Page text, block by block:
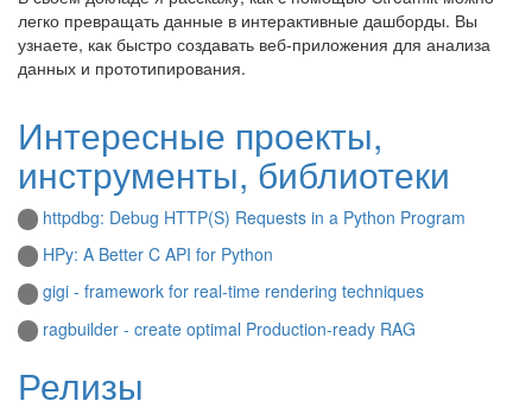
легко превращать данные в интерактивные дашборды. Вы
узнаете, как быстро создавать веб-приложения для анализа
данных и прототипирования.
Интересные проекты,
инструменты, библиотеки
httpdbg: Debug HTTP(S) Requests in a Python Program
HPy: A Better C API for Python
gigi - framework for real-time rendering techniques
ragbuilder - create optimal Production-ready RAG
Релизы